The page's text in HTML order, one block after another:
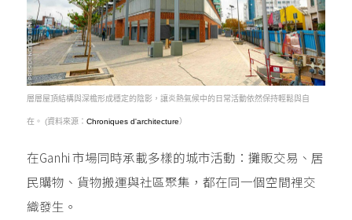
層層屋頂結構與深檐形成穩定的陰影，讓炎熱氣候中的日常活動依然保持輕鬆與自
在。 (資料來源：Chroniques d'architecture）
在Ganhi 市場同時承載多樣的城市活動：攤販交易、居
民購物、貨物搬運與社區聚集，都在同一個空間裡交
織發生。